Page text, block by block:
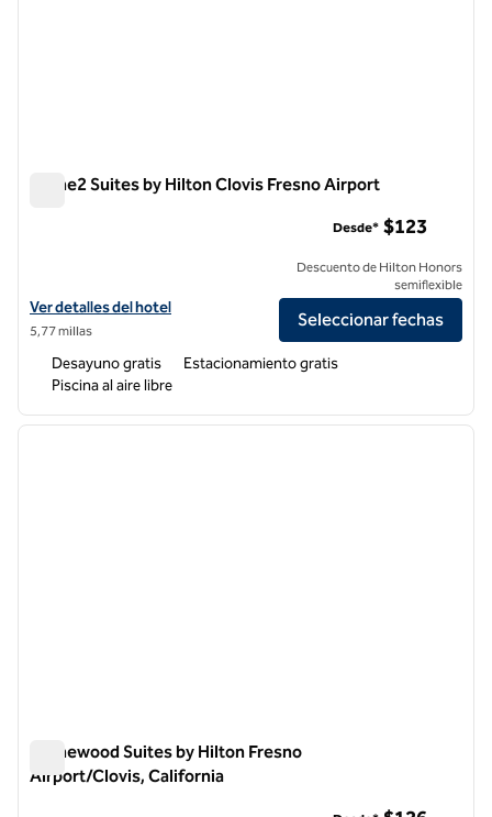
Home2 Suites by Hilton Clovis Fresno Airport
Ver detalles del hotel para Home2 Suites by Hilton Clovis Fresno
Ver detalles del hotel
5,77 millas
Desde* $123
Descuento de Hilton Honors
semiflexible
Seleccionar fechas
Desayuno gratis
Estacionamiento gratis
Piscina al aire libre
1 de 12
Homewood Suites by Hilton Fresno
Airport/Clovis, California